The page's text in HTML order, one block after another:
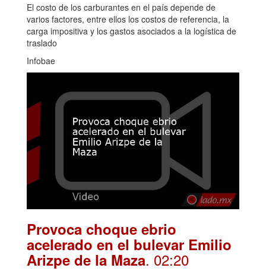
El costo de los carburantes en el país depende de
varios factores, entre ellos los costos de referencia, la
carga impositiva y los gastos asociados a la logística de
traslado
Infobae
Provoca choque ebrio
acelerado en el bulevar Emilio
Arizpe de la Maza. 02:20